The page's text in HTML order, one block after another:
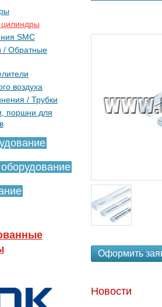
Оформить
Новости
цилиндры
SMC
/ Обратные
воздуха
/ Трубки
поршни для